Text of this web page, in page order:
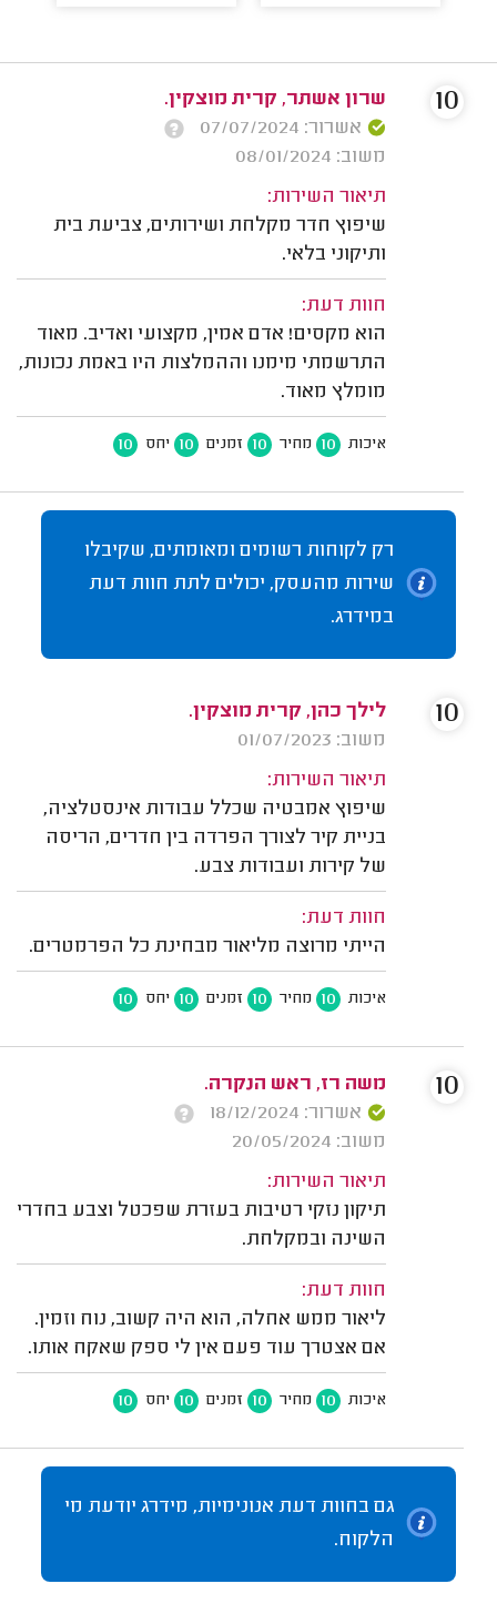
שרון אשתר, קרית מוצקין.
אשרור: 07/07/2024
משוב: 08/01/2024
תיאור השירות:
שיפוץ חדר מקלחת ושירותים, צביעת בית
ותיקוני בלאי.
חוות דעת:
הוא מקסים! אדם אמין, מקצועי ואדיב. מאוד
התרשמתי מימנו וההמלצות היו באמת נכונות,
מומלץ מאוד.
איכות 10 מחיר 10 זמנים 10 יחס 10
10
רק לקוחות רשומים ומאומתים, שקיבלו
שירות מהעסק, יכולים לתת חוות דעת
במידרג.
לילך כהן, קרית מוצקין.
משוב: 01/07/2023
תיאור השירות:
שיפוץ אמבטיה שכלל עבודות אינסטלציה,
בניית קיר לצורך הפרדה בין חדרים, הריסה
של קירות ועבודות צבע.
חוות דעת:
הייתי מרוצה מליאור מבחינת כל הפרמטרים.
איכות 10 מחיר 10 זמנים 10 יחס 10
10
משה רז, ראש הנקרה.
אשרור: 18/12/2024
משוב: 20/05/2024
תיאור השירות:
תיקון נזקי רטיבות בעזרת שפכטל וצבע בחדרי
השינה ובמקלחת.
חוות דעת:
ליאור ממש אחלה, הוא היה קשוב, נוח וזמין.
אם אצטרך עוד פעם אין לי ספק שאקח אותו.
איכות 10 מחיר 10 זמנים 10 יחס 10
10
גם בחוות דעת אנונימיות, מידרג יודעת מי
הלקוח.